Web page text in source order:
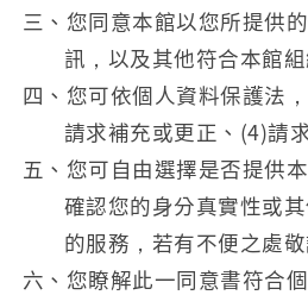
三、您同意本館以您所提供
訊，以及其他符合本館
四、您可依個人資料保護法
請求補充或更正、(4)請
五、您可自由選擇是否提供
確認您的身分真實性或
的服務，若有不便之處敬
六、您瞭解此一同意書符合